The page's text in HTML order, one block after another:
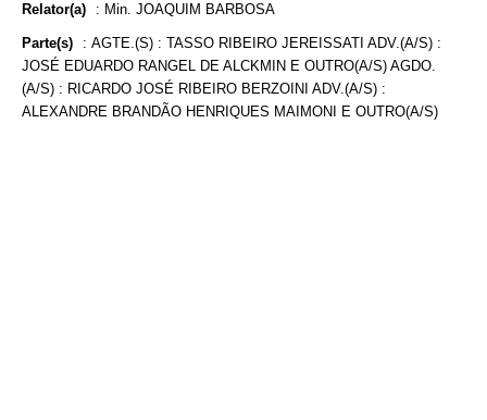
Relator(a) : Min. JOAQUIM BARBOSA
Parte(s) : AGTE.(S) : TASSO RIBEIRO JEREISSATI ADV.(A/S) :
JOSÉ EDUARDO RANGEL DE ALCKMIN E OUTRO(A/S) AGDO.
(A/S) : RICARDO JOSÉ RIBEIRO BERZOINI ADV.(A/S) :
ALEXANDRE BRANDÃO HENRIQUES MAIMONI E OUTRO(A/S)